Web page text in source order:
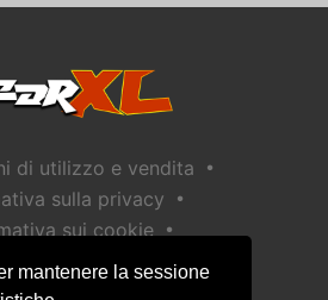
mantenere la sessione
di utilizzo e vendita •
sulla privacy •
sui cookie •
sicurezza dei bambini
/ Contatto